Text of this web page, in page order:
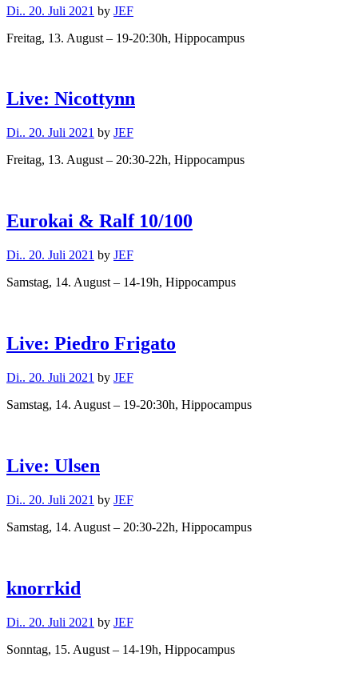
Di.. 20. Juli 2021 by JEF
Freitag, 13. August – 19-20:30h, Hippocampus
Live: Nicottynn
Di.. 20. Juli 2021 by JEF
Freitag, 13. August – 20:30-22h, Hippocampus
Eurokai & Ralf 10/100
Di.. 20. Juli 2021 by JEF
Samstag, 14. August – 14-19h, Hippocampus
Live: Piedro Frigato
Di.. 20. Juli 2021 by JEF
Samstag, 14. August – 19-20:30h, Hippocampus
Live: Ulsen
Di.. 20. Juli 2021 by JEF
Samstag, 14. August – 20:30-22h, Hippocampus
knorrkid
Di.. 20. Juli 2021 by JEF
Sonntag, 15. August – 14-19h, Hippocampus